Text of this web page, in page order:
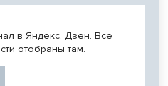
в Яндекс. Дзен. Все
отобраны там.